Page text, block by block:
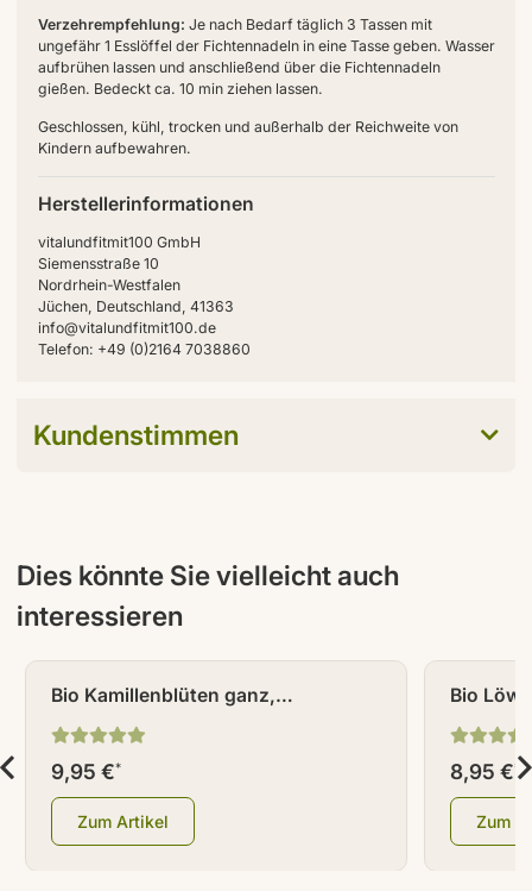
Verzehrempfehlung: Je nach Bedarf täglich 3 Tassen mit
ungefähr 1 Esslöffel der Fichtennadeln in eine Tasse geben. Wasser
aufbrühen lassen und anschließend über die Fichtennadeln
gießen. Bedeckt ca. 10 min ziehen lassen.
Geschlossen, kühl, trocken und außerhalb der Reichweite von
Kindern aufbewahren.
Herstellerinformationen
vitalundfitmit100 GmbH
Siemensstraße 10
Nordrhein-Westfalen
Jüchen, Deutschland, 41363
info@vitalundfitmit100.de
Telefon: +49 (0)2164 7038860
Kundenstimmen
Dies könnte Sie vielleicht auch
interessieren
Bio Kamillenblüten ganz,
europäisch 100 g
9,95 €*
Zum Artikel
Bio
100 g
8,95 €*
Zum